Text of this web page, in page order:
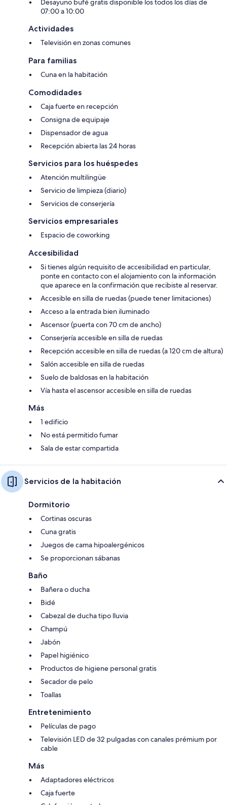
Desayuno bufé gratis disponible los todos los días de
07:00 a 10:00
Actividades
Televisión en zonas comunes
Para familias
Cuna en la habitación
Comodidades
Caja fuerte en recepción
Consigna de equipaje
Dispensador de agua
Recepción abierta las 24 horas
Servicios para los huéspedes
Atención multilingüe
Servicio de limpieza (diario)
Servicios de conserjería
Servicios empresariales
Espacio de coworking
Accesibilidad
Si tienes algún requisito de accesibilidad en particular,
ponte en contacto con el alojamiento con la información
que aparece en la confirmación que recibiste al reservar.
Accesible en silla de ruedas (puede tener limitaciones)
Acceso a la entrada bien iluminado
Ascensor (puerta con 70 cm de ancho)
Conserjería accesible en silla de ruedas
Recepción accesible en silla de ruedas (a 120 cm de altura)
Salón accesible en silla de ruedas
Suelo de baldosas en la habitación
Vía hasta el ascensor accesible en silla de ruedas
Más
1 edificio
No está permitido fumar
Sala de estar compartida
Servicios de la habitación
Dormitorio
Cortinas oscuras
Cuna gratis
Juegos de cama hipoalergénicos
Se proporcionan sábanas
Baño
Bañera o ducha
Bidé
Cabezal de ducha tipo lluvia
Champú
Jabón
Papel higiénico
Productos de higiene personal gratis
Secador de pelo
Toallas
Entretenimiento
Películas de pago
Televisión LED de 32 pulgadas con canales prémium por
cable
Más
Adaptadores eléctricos
Caja fuerte